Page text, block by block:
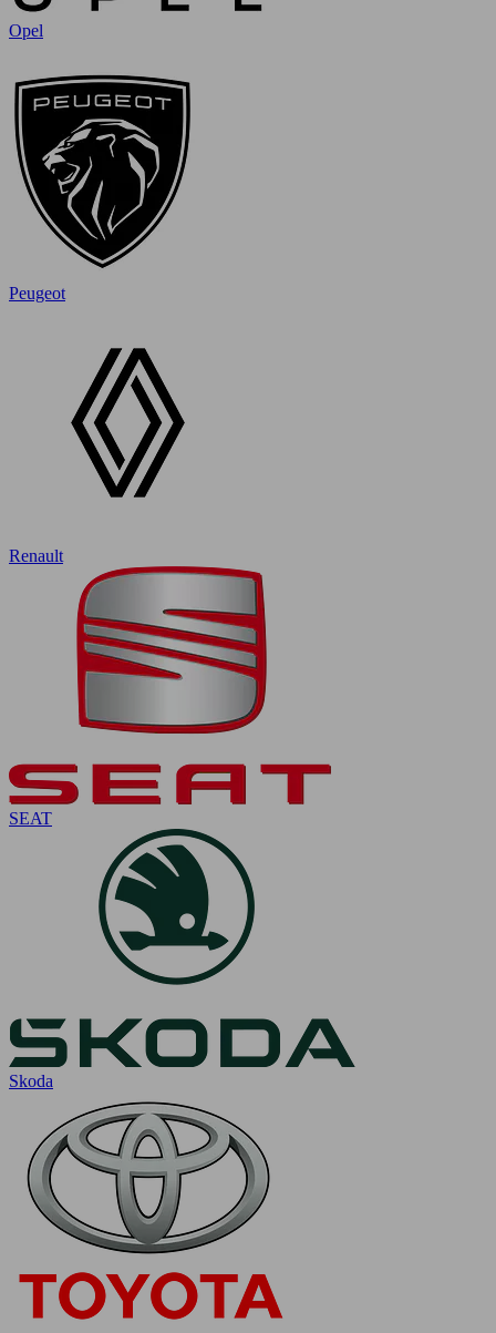
Opel
Peugeot
Renault
SEAT
Skoda